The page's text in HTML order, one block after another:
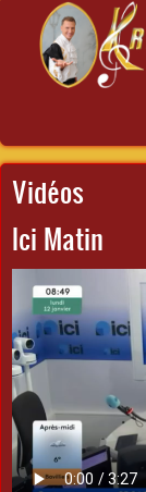
Skip to main content
Vidéos
Ici Matin